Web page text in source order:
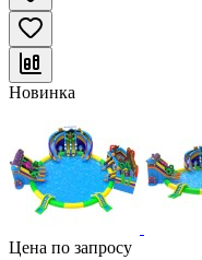
Новинка
Цена по запросу